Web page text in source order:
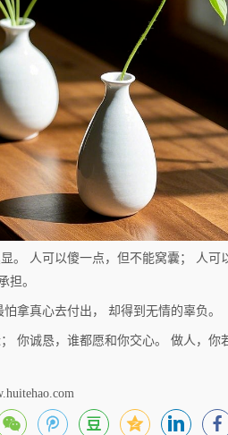
。 人可以傻一点，但不能窝囊； 人可
担。
拿真心去付出， 却得到无情的辜负。
你诚恳，谁都愿和你交心。 做人，你